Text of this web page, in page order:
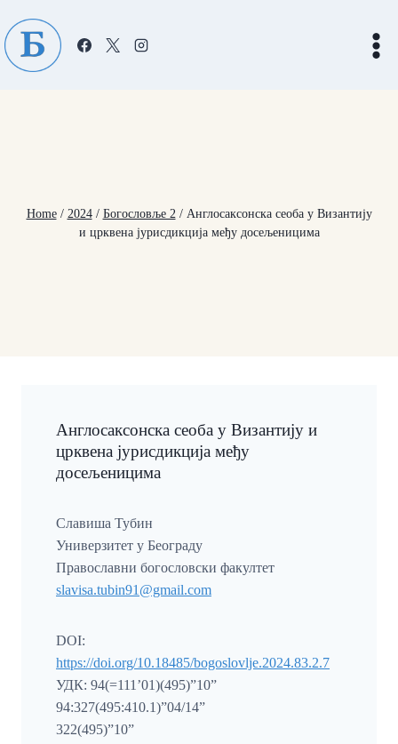
to
content
Home / 2024 / Богословље 2 / Англосаксонска сеоба у Византију
и црквена јурисдикција међу досељеницима
Англосаксонска сеоба у Византију и
црквена јурисдикција међу
досељеницима
Славиша Тубин
Универзитет у Београду
Православни богословски факултет
slavisa.tubin91@gmail.com
DOI:
https://doi.org/10.18485/bogoslovlje.2024.83.2.7
УДК: 94(=111’01)(495)”10”
94:327(495:410.1)”04/14”
322(495)”10”